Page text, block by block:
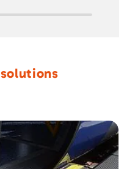
solutions